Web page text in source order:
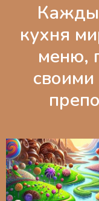
кухня
меню,